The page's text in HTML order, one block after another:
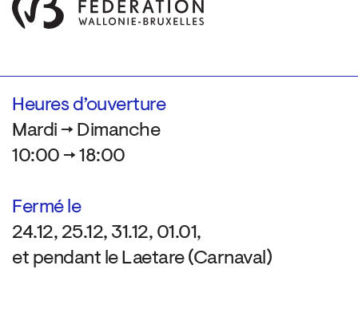
Heures d’ouverture
Mardi → Dimanche
10:00 → 18:00
Fermé le
24.12, 25.12, 31.12, 01.01,
et pendant le Laetare (Carnaval)